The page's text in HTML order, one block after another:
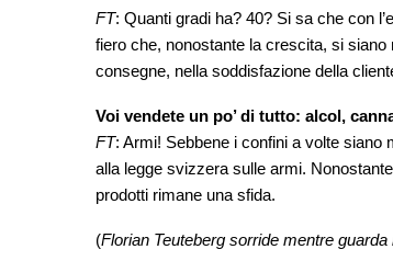
FT: Quanti gradi ha? 40? Si sa che con
fiero che, nonostante la crescita, si
consegne, nella soddisfazione della
Voi vendete un po’ di tutto: alcol,
FT: Armi! Sebbene i confini a volte
alla legge svizzera sulle armi.
prodotti rimane una sfida.
(Florian Teuteberg sorride mentre